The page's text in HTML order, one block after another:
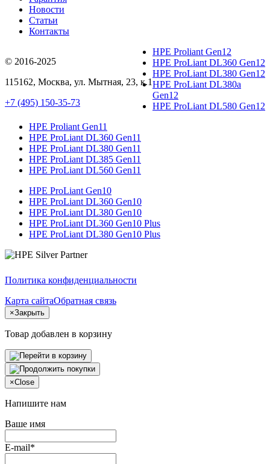
Новости
Статьи
Контакты
© 2016-2025
115162, Москва, ул. Мытная, 23, к.1
+7 (495) 150-35-73
HPE Proliant Gen12
HPE ProLiant DL360 Gen12
HPE ProLiant DL380 Gen12
HPE ProLiant DL380a
Gen12
HPE ProLiant DL580 Gen12
HPE Proliant Gen11
HPE ProLiant DL360 Gen11
HPE ProLiant DL380 Gen11
HPE ProLiant DL385 Gen11
HPE ProLiant DL560 Gen11
HPE ProLiant Gen10
HPE ProLiant DL360 Gen10
HPE ProLiant DL380 Gen10
HPE ProLiant DL360 Gen10 Plus
HPE ProLiant DL380 Gen10 Plus
Политика конфиденциальности
Карта сайтаОбратная связь
×Закрыть
Товар добавлен в корзину
×Close
Напишите нам
Ваше имя
E-mail*